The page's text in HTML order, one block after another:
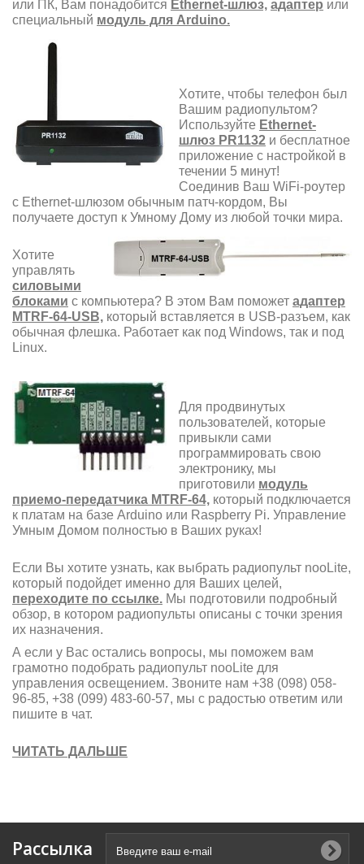
или ПК, Вам понадобится Ethernet-шлюз, адаптер или
специальный модуль для Arduino.
Хотите, чтобы телефон был
Вашим радиопультом?
Используйте Ethernet-
шлюз PR1132 и бесплатное
приложение с настройкой в
течении 5 минут!
Соединив Ваш WiFi-роутер
с Ethernet-шлюзом обычным патч-кордом, Вы
получаете доступ к Умному Дому из любой точки мира.
Хотите
управлять
силовыми
блоками с компьютера? В этом Вам поможет адаптер
MTRF-64-USB, который вставляется в USB-разъем, как
обычная флешка. Работает как под Windows, так и под
Linux.
Для продвинутых
пользователей, которые
привыкли сами
программировать свою
электронику, мы
приготовили модуль
приемо-передатчика MTRF-64, который подключается
к платам на базе Arduino или Raspberry Pi. Управление
Умным Домом полностью в Ваших руках!
Если Вы хотите узнать, как выбрать радиопульт nooLite,
который подойдет именно для Ваших целей,
переходите по ссылке. Мы подготовили подробный
обзор, в котором радиопульты описаны с точки зрения
их назначения.
А если у Вас остались вопросы, мы поможем вам
грамотно подобрать радиопульт nooLite для
управления освещением. Звоните нам +38 (098) 058-
96-85, +38 (099) 483-60-57, мы с радостью ответим или
пишите в чат.
ЧИТАТЬ ДАЛЬШЕ
Рассылка